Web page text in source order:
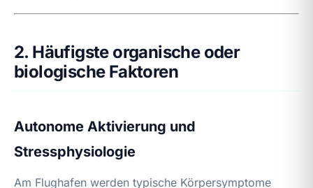
2. Häufigste organische oder
biologische Faktoren
Autonome Aktivierung und
Stressphysiologie
Am Flughafen werden typische Körpersymptome